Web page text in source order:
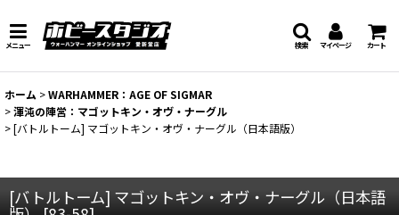
メニュー マイページ カート
検索
ホーム >WARHAMMER：AGE OF SIGMAR
>渾沌の陣営：マゴットキン・オヴ・ナーグル
>[バトルトーム] マゴットキン・オヴ・ナーグル（日本語版）
[バトルトーム] マゴットキン・オヴ・ナーグル（日本語